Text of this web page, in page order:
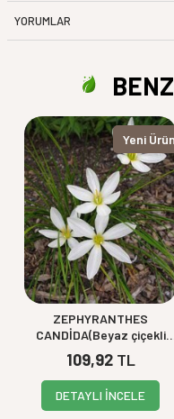
YORUMLAR
Yeni Ürün
ZEPHYRANTHES
CANDİDA(Beyaz çiçekli
zıpçıktı)BİTKİSİ
109,92TL
DETAYLI İNCELE